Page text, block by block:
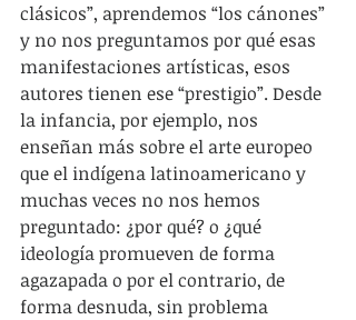
clásicos”, aprendemos “los cánones”
y no nos preguntamos por qué esas
manifestaciones artísticas, esos
autores tienen ese “prestigio”. Desde
la infancia, por ejemplo, nos
enseñan más sobre el arte europeo
que el indígena latinoamericano y
muchas veces no nos hemos
preguntado: ¿por qué? o ¿qué
ideología promueven de forma
agazapada o por el contrario, de
forma desnuda, sin problema